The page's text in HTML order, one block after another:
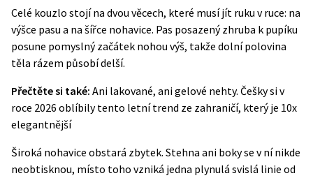
Celé kouzlo stojí na dvou věcech, které musí jít ruku v ruce: na
výšce pasu a na šířce nohavice. Pas posazený zhruba k pupíku
posune pomyslný začátek nohou výš, takže dolní polovina
těla rázem působí delší.
Přečtěte si také: Ani lakované, ani gelové nehty. Češky si v
roce 2026 oblíbily tento letní trend ze zahraničí, který je 10x
elegantnější
Široká nohavice obstará zbytek. Stehna ani boky se v ní nikde
neobtisknou, místo toho vzniká jedna plynulá svislá linie od